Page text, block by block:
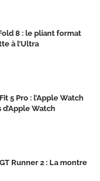
8 : le pliant format
à l’Ultra
5 Pro : l’Apple Watch
Watch
Runner 2 : La montre